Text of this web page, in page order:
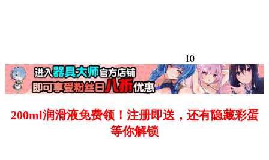
10
200ml润滑液免费领！注册即送，还有隐藏彩蛋
等你解锁